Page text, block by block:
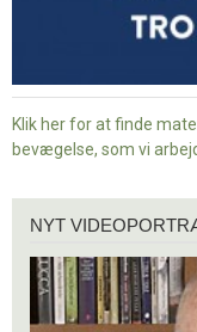
Klik her for at finde
bevægelse, som vi
videoportræt
NYT